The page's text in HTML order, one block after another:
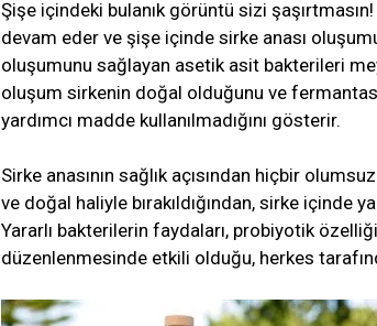
Şişe içindeki bulanık görüntü sizi
devam eder ve şişe içinde sirke anası
oluşumunu sağlayan asetik asit bakterileri
oluşum sirkenin doğal olduğunu ve
yardımcı madde kullanılmadığını gösterir.
Sirke anasının sağlık açısından hiçbir
ve doğal haliyle bırakıldığından, sirke içinde
Yararlı bakterilerin faydaları, probiyotik
düzenlenmesinde etkili olduğu, herkes